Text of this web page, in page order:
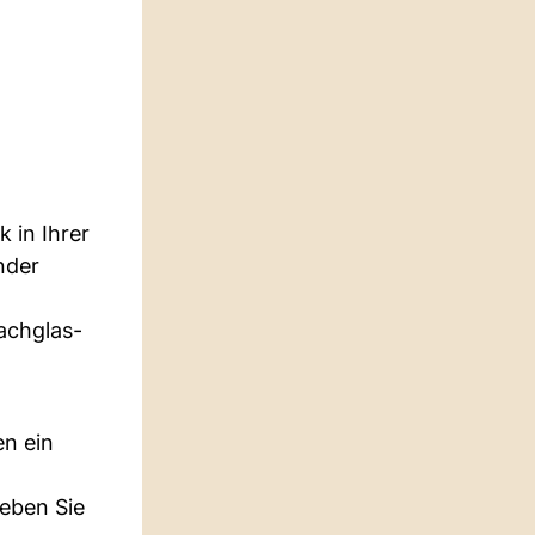
in Ihrer
ein
Sie